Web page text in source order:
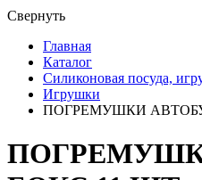
Свернуть
Главная
Каталог
Силиконовая посуда,
Игрушки
ПОГРЕМУШКИ